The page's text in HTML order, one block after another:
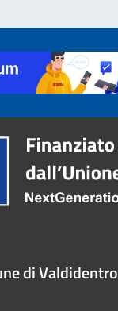
di Valdidentro